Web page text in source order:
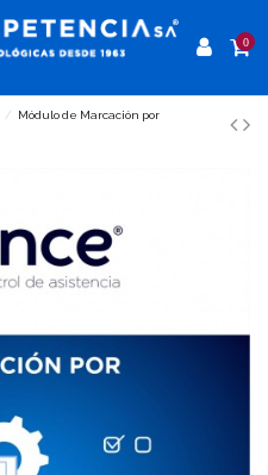
0
Módulo de Marcación por